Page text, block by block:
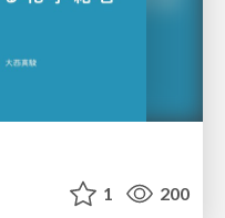
1 200